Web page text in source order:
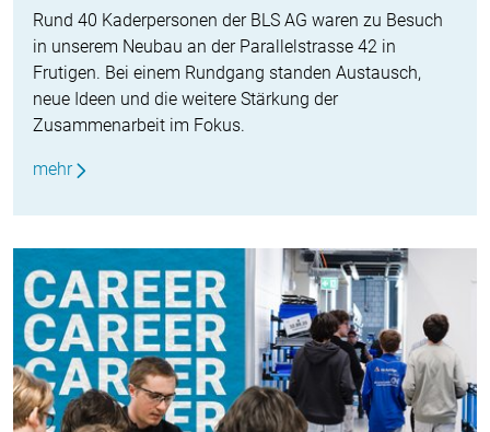
Rund 40 Kaderpersonen der BLS AG waren zu Besuch
in unserem Neubau an der Parallelstrasse 42 in
Frutigen. Bei einem Rundgang standen Austausch,
neue Ideen und die weitere Stärkung der
Zusammenarbeit im Fokus.
mehr